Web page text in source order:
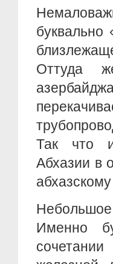
буквально
Оттуда
Так что
Абхазии в
Именно